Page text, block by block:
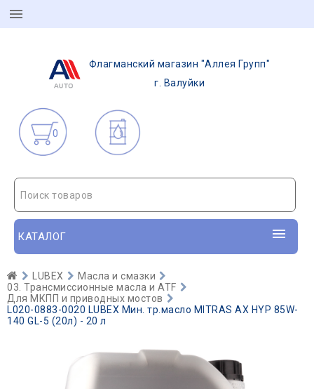
Флагманский магазин "Аллея Групп"
г. Валуйки
0
Поиск товаров
КАТАЛОГ
LUBEX
Масла и смазки
03. Трансмиссионные масла и ATF
Для МКПП и приводных мостов
L020-0883-0020 LUBEX Мин. тр.масло MITRAS AX HYP 85W-
140 GL-5 (20л) - 20 л